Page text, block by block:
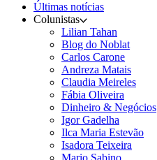
Últimas notícias
Colunistas
Lilian Tahan
Blog do Noblat
Carlos Carone
Andreza Matais
Claudia Meireles
Fábia Oliveira
Dinheiro & Negócios
Igor Gadelha
Ilca Maria Estevão
Isadora Teixeira